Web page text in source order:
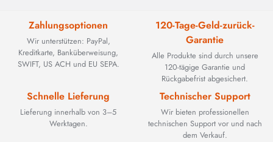
Zahlungsoptionen
Wir unterstützen: PayPal,
Kreditkarte, Banküberweisung,
SWIFT, US ACH und EU SEPA.
120-Tage-Geld-zurück-
Garantie
Alle Produkte sind durch unsere
120-tägige Garantie und
Rückgabefrist abgesichert.
Schnelle Lieferung
Lieferung innerhalb von 3–5
Werktagen.
Technischer Support
Wir bieten professionellen
technischen Support vor und nach
dem Verkauf.